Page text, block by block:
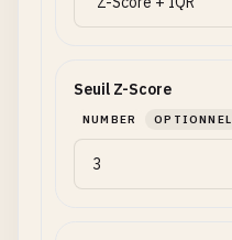
Seuil Z-Score
NUMBER OPTIONNEL